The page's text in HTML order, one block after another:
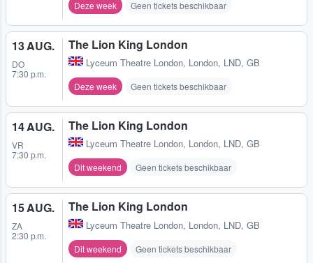
Deze week Geen tickets beschikbaar
13 AUG.
DO
7:30 p.m.
The Lion King London
Lyceum Theatre London, London, LND, GB
Deze week Geen tickets beschikbaar
14 AUG.
VR
7:30 p.m.
The Lion King London
Lyceum Theatre London, London, LND, GB
Dit weekend Geen tickets beschikbaar
15 AUG.
ZA
2:30 p.m.
The Lion King London
Lyceum Theatre London, London, LND, GB
Dit weekend Geen tickets beschikbaar